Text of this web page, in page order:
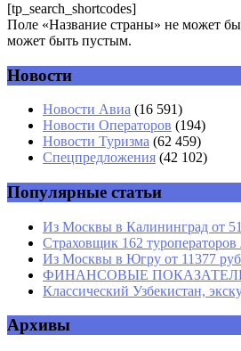
Комментарий
Имя *
Email*
[tp_search_shortcodes]
Поле «Название страны» не может
может быть пустым.
Новости
Новости Авиа (16 591)
Новости Операторов (194)
Новости Туризма (62 459)
Спецпредложения (42 102)
Популярные статьи
Из Москвы в Калининград от
Страховщик 162
Из Москвы в Югру от 11377
ФИНАНСОВЫЕ ПОКАЗАТЕЛИ
Классический Узбекистан,
Архивы